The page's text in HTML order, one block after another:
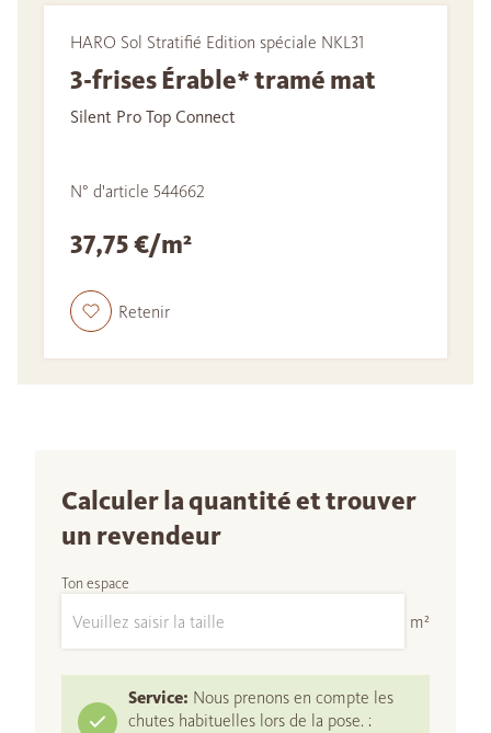
HARO Sol Stratifié Edition spéciale NKL31
3-frises Érable* tramé mat
Silent Pro Top Connect
N° d'article 544662
37,75 €/m²
Retenir
Calculer la quantité et trouver
un revendeur
Ton espace
m²
Service: Nous prenons en compte les
chutes habituelles lors de la pose. :